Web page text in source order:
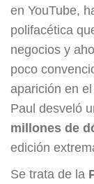
en YouTube,
polifacética
negocios y
poco
aparición en
Paul desveló
millones de
edición
Se trata de la